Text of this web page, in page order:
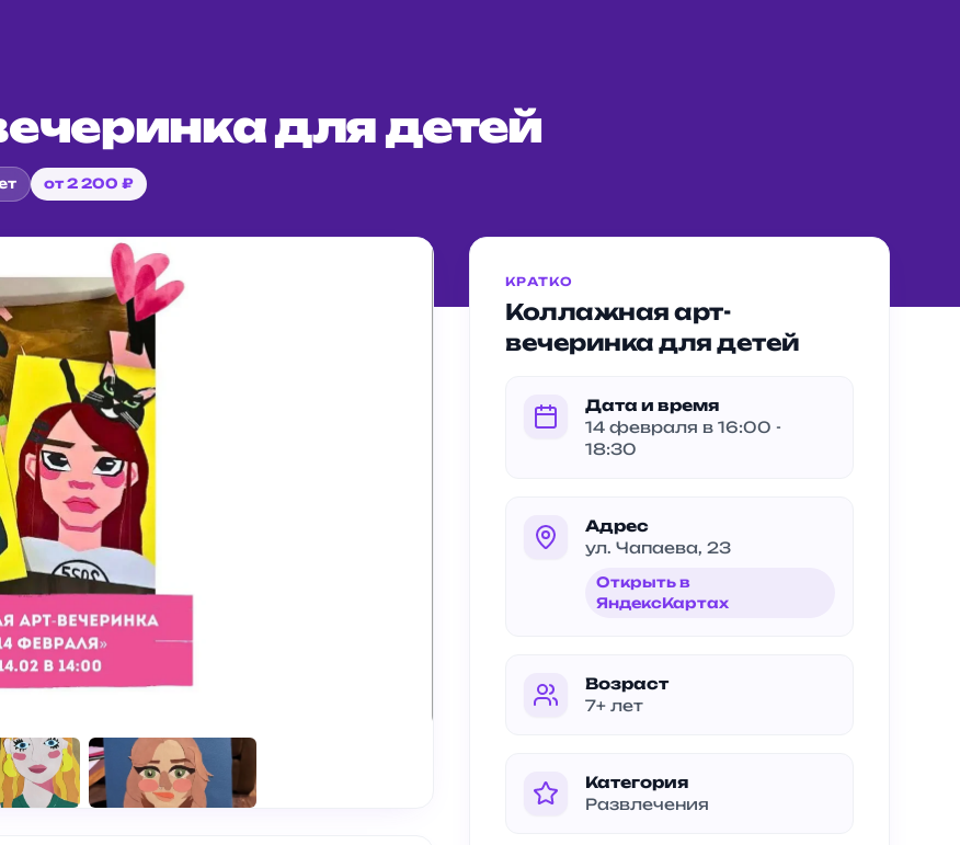
для детей
от 2 200 ₽
КРАТКО
Коллажная арт-
вечеринка для детей
Дата и время
14 февраля в 16:00 -
18:30
Адрес
ул. Чапаева, 23
Открыть в
ЯндексКартах
Возраст
7+ лет
Категория
Развлечения